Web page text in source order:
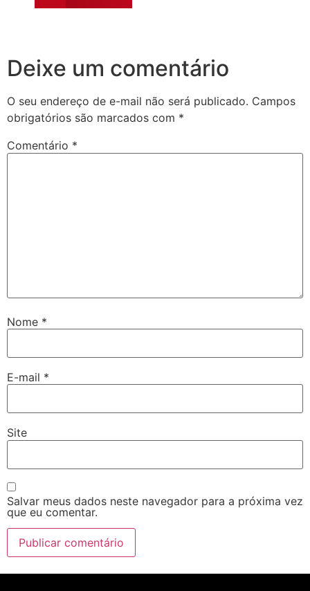
Deixe um comentário
O seu endereço de e-mail não será publicado. Campos
obrigatórios são marcados com *
Comentário *
Nome *
E-mail *
Site
Salvar meus dados neste navegador para a próxima vez
que eu comentar.